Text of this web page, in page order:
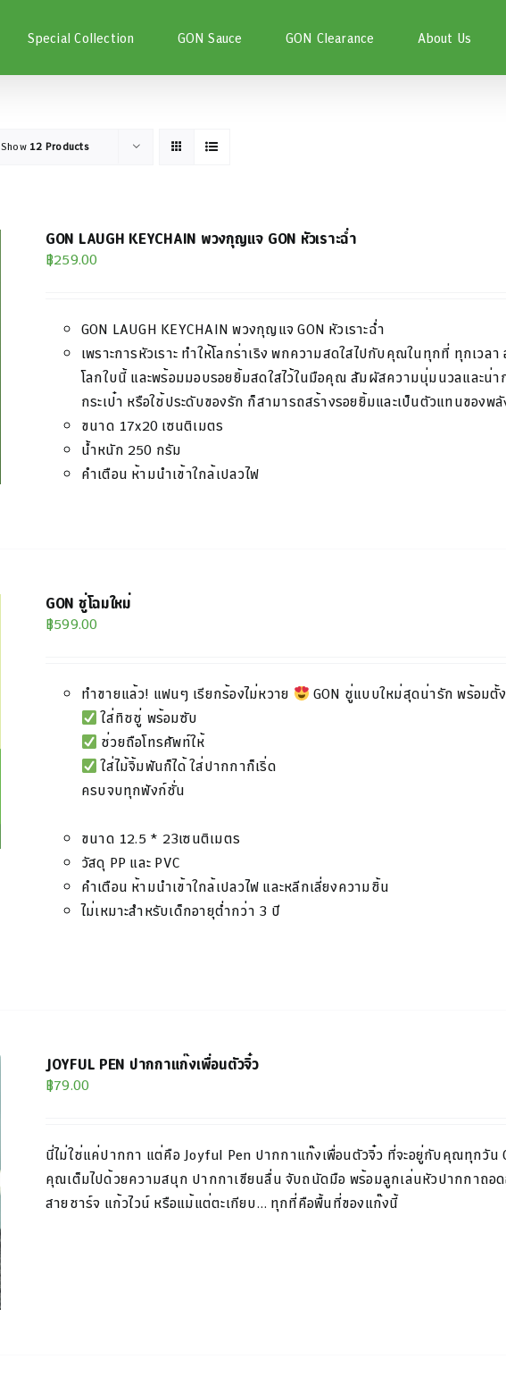
Special Collection GON Sauce GON Clearance About Us
Show 12 Products
GON LAUGH KEYCHAIN พวงกุญแจ GON หัวเราะฉ่ำ
฿259.00
GON LAUGH KEYCHAINพวงกุญแจ GON หัวเราะฉ่ำ
เพราะการหัวเราะ ทำให้โลกร่าเริง พกความสดใสไปกับคุณในทุกที่ ทุกเวลา
โลกใบนี้และพร้อมมอบรอยยิ้มสดใสไว้ในมือคุณ สัมผัสความนุ่มนวลและน่า
กระเป๋า หรือใช้ประดับของรัก ก็สามารถสร้างรอยยิ้มและเป็นตัวแทนของพ
ขนาด 17x20 เซนติเมตร
น้ำหนัก 250 กรัม
คำเตือน ห้ามนำเข้าใกล้เปลวไฟ
GON ชู่โฉมใหม่
฿599.00
ทำขายแล้ว! แฟนๆ เรียกร้องไม่หวาย
GON ชู่แบบใหม่สุดน่ารัก พร้อมตั้
ใส่ทิชชู่ พร้อมซับ
ช่วยถือโทรศัพท์ให้
ใส่ไม้จิ้มฟันก็ได้ ใส่ปากกาก็เริ่ด
ครบจบทุกฟังก์ชั่น
ขนาด 12.5 * 23เซนติเมตร
วัสดุ PP และ PVC​
คำเตือน ห้ามนำเข้าใกล้เปลวไฟ และหลีกเลี่ยงความชิ้น
ไม่เหมาะสำหรับเด็กอายุต่ำกว่า 3 ปี
JOYFUL PEN ปากกาแก๊งเพื่อนตัวจิ๋ว
฿79.00
นี่ไม่ใช่แค่ปากกา แต่คือJoyful Pen ปากกาแก๊งเพื่อนตัวจิ๋ว ที่จะอยู่กับคุณทุกวัน
คุณเต็มไปด้วยความสนุก ปากกาเขียนลื่น จับถนัดมือ พร้อมลูกเล่นหัวปากกาถอด
สายชาร์จ แก้วไวน์ หรือแม้แต่ตะเกียบ… ทุกที่คือพื้นที่ของแก๊งนี้